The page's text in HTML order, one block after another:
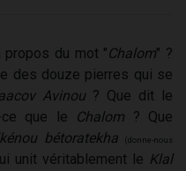
du mot "Chalom" ?
des douze pierres qui se
Avinou ? Que dit le
que le Chalom ? Que
bétoratekha (donne-nous
unit véritablement le Klal